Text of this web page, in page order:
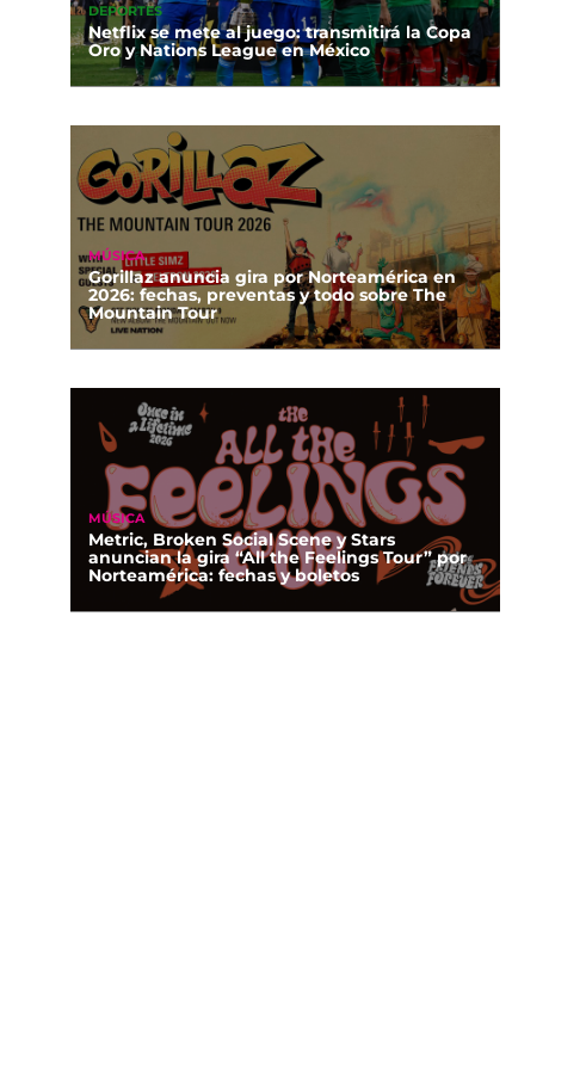
DEPORTES
Netflix se mete al juego: transmitirá la Copa
Oro y Nations League en México
MÚSICA
Gorillaz anuncia gira por Norteamérica en
2026: fechas, preventas y todo sobre The
Mountain Tour
MÚSICA
Metric, Broken Social Scene y Stars
anuncian la gira “All the Feelings Tour” por
Norteamérica: fechas y boletos